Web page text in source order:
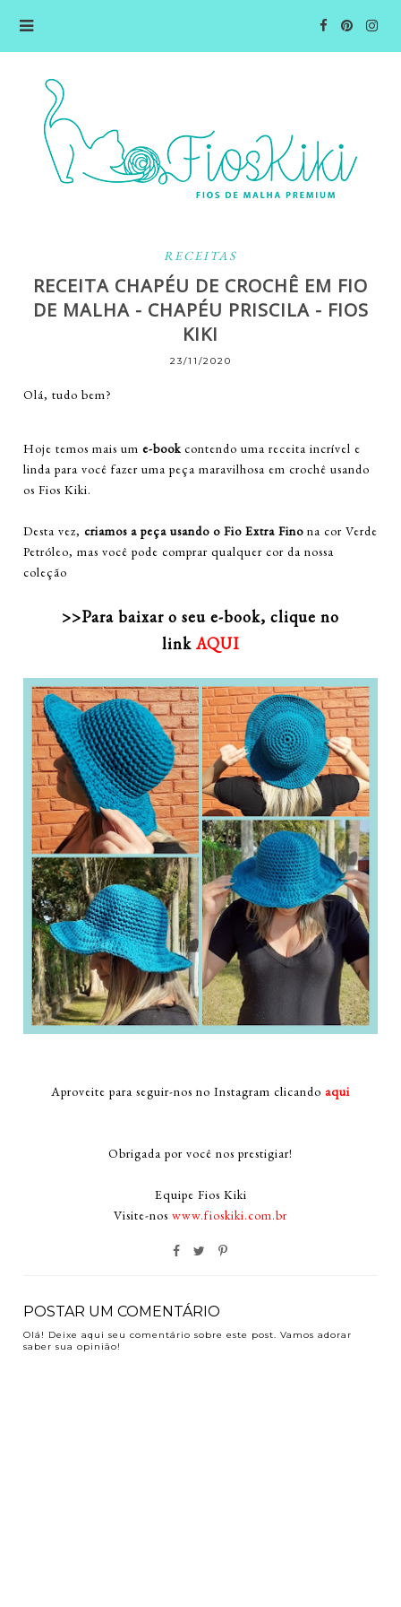
RECEITAS
RECEITA CHAPÉU DE CROCHÊ EM FIO
DE MALHA - CHAPÉU PRISCILA - FIOS
KIKI
23/11/2020
Olá, tudo bem?
Hoje temos mais um e-bookcontendo uma receita incrível e
linda para você fazer uma peça maravilhosa em crochê usando
os Fios Kiki.
Desta vez, criamos a peça usando o Fio Extra Fino na cor Verde
Petróleo, mas você pode comprar qualquer cor da nossa
coleção
>>Para baixar o seu e-book, clique no
linkAQUI
Aproveite para seguir-nos no Instagram clicando aqui
Obrigada por você nos prestigiar!
Equipe Fios Kiki
Visite-nos www.fioskiki.com.br
POSTAR UM COMENTÁRIO
Olá! Deixe aqui seu comentário sobre este post. Vamos adorar
saber sua opinião!